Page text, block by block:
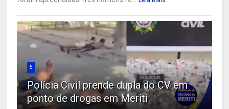
5
Polícia Civil prende dupla do CV em
ponto de drogas em Meriti